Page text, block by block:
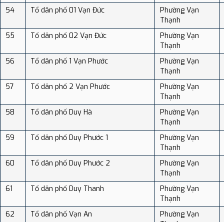
54 Tổ dân phố 01 Vạn Đức
Phường Vạn
Thạnh
55
Tổ dân phố 02 Vạn Đức
Phường Vạn
Thạnh
56
Tổ dân phố 1 Vạn Phước
Phường Vạn
Thạnh
57
Tổ dân phố 2 Vạn Phước
Phường Vạn
Thạnh
58
Tổ dân phố Duy Hà
Phường Vạn
Thạnh
59
Tổ dân phố Duy Phước 1
Phường Vạn
Thạnh
60
Tổ dân phố Duy Phước 2
Phường Vạn
Thạnh
61
Tổ dân phố Duy Thanh
Phường Vạn
Thạnh
62
Tổ dân phố Vạn An
Phường Vạn